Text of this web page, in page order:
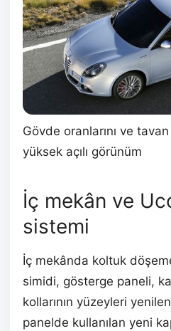
Gövde oranlarını ve
yüksek açılı görünüm
İç mekân ve
sistemi
İç mekânda koltuk
simidi, gösterge paneli,
kollarının yüzeyleri
panelde kullanılan yeni